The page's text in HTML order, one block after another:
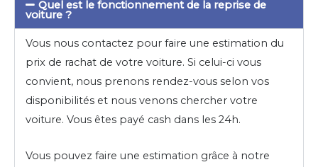
Quel est le fonctionnement de la reprise de
voiture ?
Vous nous contactez pour faire une estimation du
prix de rachat de votre voiture. Si celui-ci vous
convient, nous prenons rendez-vous selon vos
disponibilités et nous venons chercher votre
voiture. Vous êtes payé cash dans les 24h.
Vous pouvez faire une estimation grâce à notre